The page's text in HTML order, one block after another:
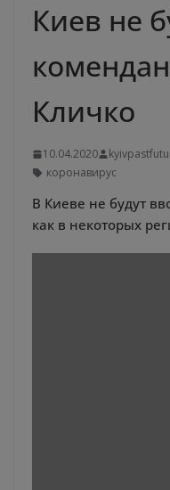
Киев не
Кличко
10.04.2020
коронавирус
В Киеве не будут
как в некоторых